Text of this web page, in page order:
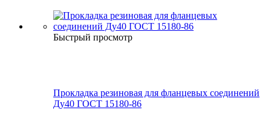
Быстрый просмотр
Прокладка резиновая для фланцевых соединений
Ду40 ГОСТ 15180-86